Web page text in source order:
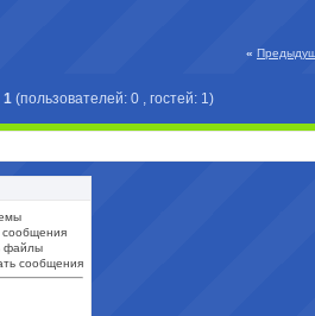
«
1 (пользователей: 0 , гостей: 1)
сообщения
файлы
сообщения